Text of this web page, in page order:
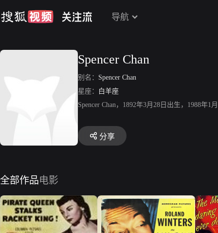
导航
Spencer Chan
别名： Spencer Chan
星座：
白羊座
Spencer Chan，1892年3月28日出生，1988年
分享
全部作品电影